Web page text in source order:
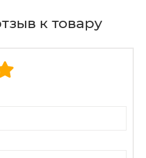
к товару